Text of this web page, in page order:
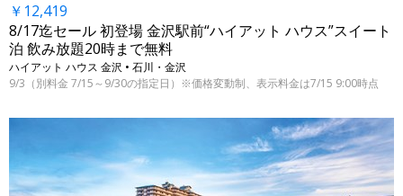
￥12,419
8/17迄セール 初登場 金沢駅前“ハイアット ハウス”スイート
泊 飲み放題20時まで無料
ハイアット ハウス 金沢 • 石川・金沢
9/3（別料金 7/15～9/30の指定日）※価格変動制、表示料金は7/15 9:00時点